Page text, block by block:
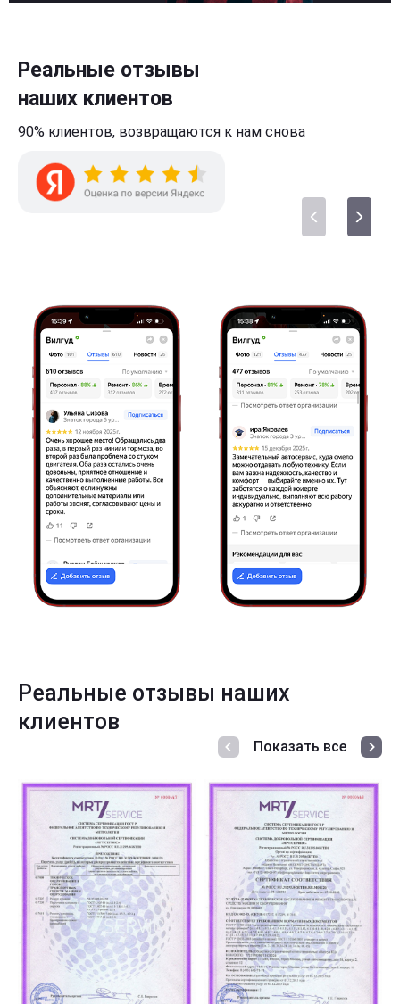
Реальные отзывы
наших клиентов
90% клиентов, возвращаются к нам снова
Реальные отзывы наших
клиентов
Показать все